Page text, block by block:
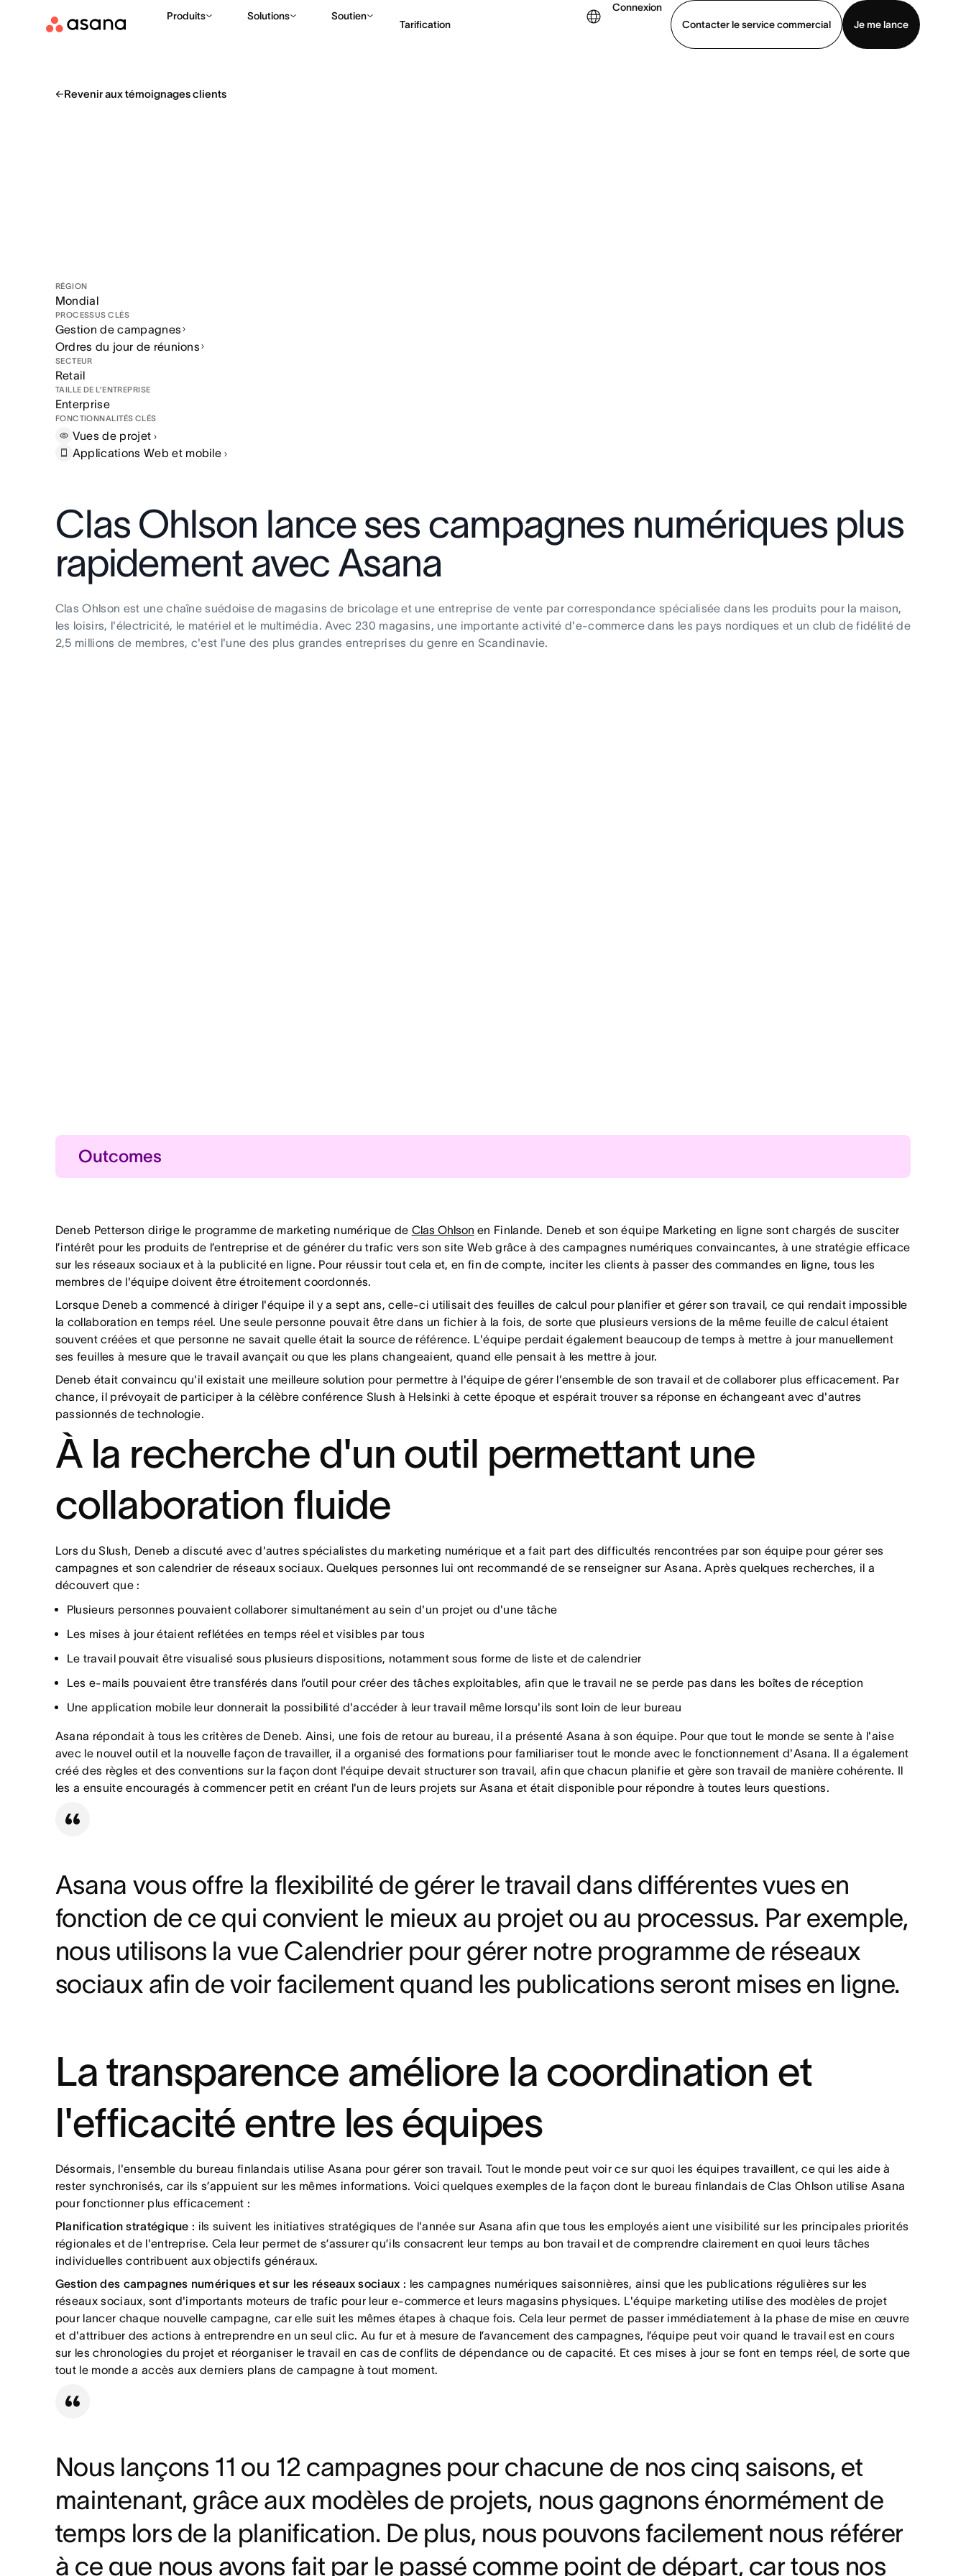
Produits Solutions Soutien
Tarification
Connexion
Contacter le service commercial
Je me lance
Revenir aux témoignages clients
RÉGION
Mondial
PROCESSUS CLÉS
Gestion de campagnes
Ordres du jour de réunions
SECTEUR
Retail
TAILLE DE L’ENTREPRISE
Enterprise
FONCTIONNALITÉS CLÉS
Vues de projet
Applications Web et mobile
Clas Ohlson lance ses campagnes numériques plus
rapidement avec Asana
Clas Ohlson est une chaîne suédoise de magasins de bricolage et une entreprise de vente par correspondance spécialisée dans les produits pour la maison,
les loisirs, l'électricité, le matériel et le multimédia. Avec 230 magasins, une importante activité d'e-commerce dans les pays nordiques et un club de fidélité de
2,5 millions de membres, c'est l'une des plus grandes entreprises du genre en Scandinavie.
Outcomes
Une meilleure collaboration au sein de l'équipe, car tout le monde travaille sur la base des mêmes informations
Concentration accrue
Une plus grande concentration sur le travail qui compte vraiment, car chacun a une visibilité sur les objectifs et les priorités régionales
Deneb Petterson dirige le programme de marketing numérique de Clas Ohlson en Finlande. Deneb et son équipe Marketing en ligne sont chargés de susciter
l’intérêt pour les produits de l’entreprise et de générer du trafic vers son site Web grâce à des campagnes numériques convaincantes, à une stratégie efficace
sur les réseaux sociaux et à la publicité en ligne. Pour réussir tout cela et, en fin de compte, inciter les clients à passer des commandes en ligne, tous les
membres de l'équipe doivent être étroitement coordonnés.
Lorsque Deneb a commencé à diriger l'équipe il y a sept ans, celle-ci utilisait des feuilles de calcul pour planifier et gérer son travail, ce qui rendait impossible
la collaboration en temps réel. Une seule personne pouvait être dans un fichier à la fois, de sorte que plusieurs versions de la même feuille de calcul étaient
souvent créées et que personne ne savait quelle était la source de référence. L'équipe perdait également beaucoup de temps à mettre à jour manuellement
ses feuilles à mesure que le travail avançait ou que les plans changeaient, quand elle pensait à les mettre à jour.
Deneb était convaincu qu'il existait une meilleure solution pour permettre à l'équipe de gérer l'ensemble de son travail et de collaborer plus efficacement. Par
chance, il prévoyait de participer à la célèbre conférence Slush à Helsinki à cette époque et espérait trouver sa réponse en échangeant avec d'autres
passionnés de technologie.
À la recherche d'un outil permettant une
collaboration fluide
Lors du Slush, Deneb a discuté avec d'autres spécialistes du marketing numérique et a fait part des difficultés rencontrées par son équipe pour gérer ses
campagnes et son calendrier de réseaux sociaux. Quelques personnes lui ont recommandé de se renseigner sur Asana. Après quelques recherches, il a
découvert que :
Plusieurs personnes pouvaient collaborer simultanément au sein d'un projet ou d'une tâche
Les mises à jour étaient reflétées en temps réel et visibles par tous
Le travail pouvait être visualisé sous plusieurs dispositions, notamment sous forme de liste et de calendrier
Les e-mails pouvaient être transférés dans l’outil pour créer des tâches exploitables, afin que le travail ne se perde pas dans les boîtes de réception
Une application mobile leur donnerait la possibilité d'accéder à leur travail même lorsqu'ils sont loin de leur bureau
Asana répondait à tous les critères de Deneb. Ainsi, une fois de retour au bureau, il a présenté Asana à son équipe. Pour que tout le monde se sente à l'aise
avec le nouvel outil et la nouvelle façon de travailler, il a organisé des formations pour familiariser tout le monde avec le fonctionnement d'Asana. Il a également
créé des règles et des conventions sur la façon dont l'équipe devait structurer son travail, afin que chacun planifie et gère son travail de manière cohérente. Il
les a ensuite encouragés à commencer petit en créant l'un de leurs projets sur Asana et était disponible pour répondre à toutes leurs questions.
Asana vous offre la flexibilité de gérer le travail dans différentes vues en
fonction de ce qui convient le mieux au projet ou au processus. Par exemple,
nous utilisons la vue Calendrier pour gérer notre programme de réseaux
sociaux afin de voir facilement quand les publications seront mises en ligne.
La transparence améliore la coordination et
l'efficacité entre les équipes
Désormais, l'ensemble du bureau finlandais utilise Asana pour gérer son travail. Tout le monde peut voir ce sur quoi les équipes travaillent, ce qui les aide à
rester synchronisés, car ils s’appuient sur les mêmes informations. Voici quelques exemples de la façon dont le bureau finlandais de Clas Ohlson utilise Asana
pour fonctionner plus efficacement :
Planification stratégique : ils suivent les initiatives stratégiques de l'année sur Asana afin que tous les employés aient une visibilité sur les principales priorités
régionales et de l'entreprise. Cela leur permet de s’assurer qu’ils consacrent leur temps au bon travail et de comprendre clairement en quoi leurs tâches
individuelles contribuent aux objectifs généraux.
Gestion des campagnes numériques et sur les réseaux sociaux : les campagnes numériques saisonnières, ainsi que les publications régulières sur les
réseaux sociaux, sont d'importants moteurs de trafic pour leur e-commerce et leurs magasins physiques. L'équipe marketing utilise des modèles de projet
pour lancer chaque nouvelle campagne, car elle suit les mêmes étapes à chaque fois. Cela leur permet de passer immédiatement à la phase de mise en œuvre
et d'attribuer des actions à entreprendre en un seul clic. Au fur et à mesure de l’avancement des campagnes, l’équipe peut voir quand le travail est en cours
sur les chronologies du projet et réorganiser le travail en cas de conflits de dépendance ou de capacité. Et ces mises à jour se font en temps réel, de sorte que
tout le monde a accès aux derniers plans de campagne à tout moment.
Nous lançons 11 ou 12 campagnes pour chacune de nos cinq saisons, et
maintenant, grâce aux modèles de projets, nous gagnons énormément de
temps lors de la planification. De plus, nous pouvons facilement nous référer
à ce que nous avons fait par le passé comme point de départ, car tous nos